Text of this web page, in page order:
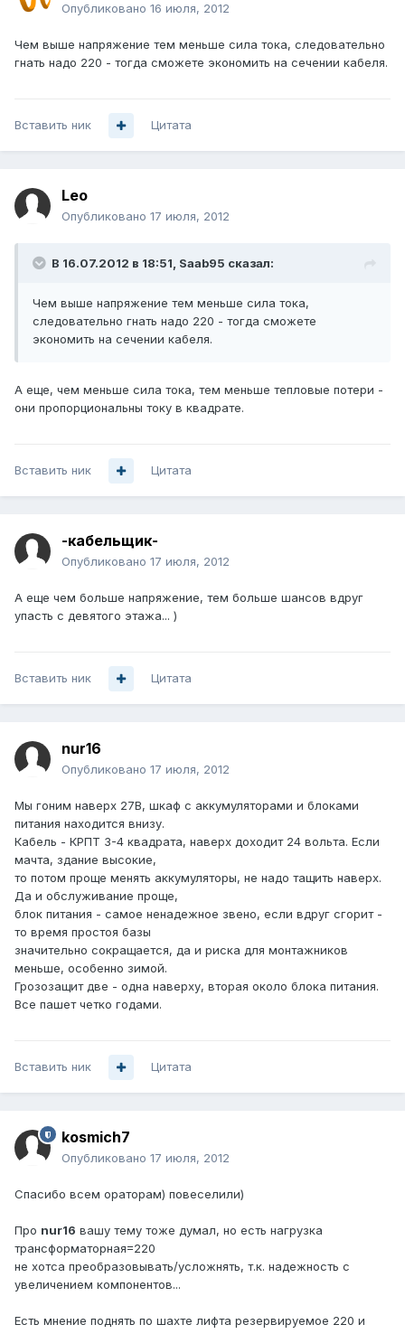
Опубликовано 16 июля, 2012
Чем выше напряжение тем меньше сила тока, следовательно
гнать надо 220 - тогда сможете экономить на сечении кабеля.
Вставить ник Цитата
Leo
Опубликовано 17 июля, 2012
В 16.07.2012 в 18:51, Saab95 сказал:
Чем выше напряжение тем меньше сила тока,
следовательно гнать надо 220 - тогда сможете
экономить на сечении кабеля.
А еще, чем меньше сила тока, тем меньше тепловые потери -
они пропорциональны току в квадрате.
Вставить ник Цитата
-кабельщик-
Опубликовано 17 июля, 2012
А еще чем больше напряжение, тем больше шансов вдруг
упасть с девятого этажа... )
Вставить ник Цитата
nur16
Опубликовано 17 июля, 2012
Мы гоним наверх 27В, шкаф с аккумуляторами и блоками
питания находится внизу.
Кабель - КРПТ 3-4 квадрата, наверх доходит 24 вольта. Если
мачта, здание высокие,
то потом проще менять аккумуляторы, не надо тащить наверх.
Да и обслуживание проще,
блок питания - самое ненадежное звено, если вдруг сгорит -
то время простоя базы
значительно сокращается, да и риска для монтажников
меньше, особенно зимой.
Грозозащит две - одна наверху, вторая около блока питания.
Все пашет четко годами.
Вставить ник Цитата
kosmich7
Опубликовано 17 июля, 2012
Спасибо всем ораторам) повеселили)
Про nur16 вашу тему тоже думал, но есть нагрузка
трансформаторная=220
не хотса преобразовывать/усложнять, т.к. надежность с
увеличением компонентов...
Есть мнение поднять по шахте лифта резервируемое 220 и